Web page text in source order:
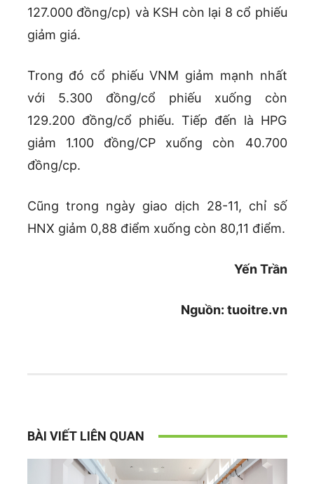
127.000 đồng/cp) và KSH còn lại 8 cổ phiếu
giảm giá.
Trong đó cổ phiếu VNM giảm mạnh nhất
với 5.300 đồng/cổ phiếu xuống còn
129.200 đồng/cổ phiếu. Tiếp đến là HPG
giảm 1.100 đồng/CP xuống còn 40.700
đồng/cp.
Cũng trong ngày giao dịch 28-11, chỉ số
HNX giảm 0,88 điểm xuống còn 80,11 điểm.
Yến Trần
Nguồn: tuoitre.vn
BÀI VIẾT LIÊN QUAN